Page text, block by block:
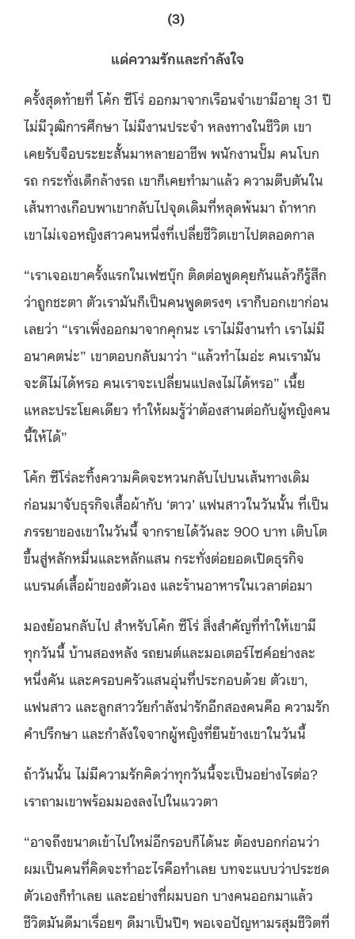
(3)
แด่ความรักและกำลังใจ
ครั้งสุดท้ายที่ โค้ก ซีโร่ ออกมาจากเรือนจำเขามีอายุ 31 ปี
ไม่มีวุฒิการศึกษา ไม่มีงานประจำ หลงทางในชีวิต เขา
เคยรับจ็อบระยะสั้นมาหลายอาชีพ พนักงานปั๊ม คนโบก
รถ กระทั่งเด็กล้างรถ เขาก็เคยทำมาแล้ว ความตีบตันใน
เส้นทางเกือบพาเขากลับไปจุดเดิมที่หลุดพ้นมา ถ้าหาก
เขาไม่เจอหญิงสาวคนหนึ่งที่เปลี่ยชีวิตเขาไปตลอดกาล
“เราเจอเขาครั้งแรกในเฟซบุ๊ก ติดต่อพูดคุยกันแล้วก็รู้สึก
ว่าถูกชะตา ตัวเรามันก็เป็นคนพูดตรงๆ เราก็บอกเขาก่อน
เลยว่า “เราเพิ่งออกมาจากคุกนะ เราไม่มีงานทํา เราไม่มี
อนาคตน่ะ” เขาตอบกลับมาว่า “แล้วทําไมอ่ะ คนเรามัน
จะดีไม่ได้หรอ คนเราจะเปลี่ยนแปลงไม่ได้หรอ” เนี้ย
แหละประโยคเดียว ทําให้ผมรู้ว่าต้องสานต่อกับผู้หญิงคน
นี้ให้ได้”
โค้ก ซีโร่ละทิ้งความคิดจะหวนกลับไปบนเส้นทางเดิม
ก่อนมาจับธุรกิจเสื้อผ้ากับ ‘ตาว’ แฟนสาวในวันนั้น ที่เป็น
ภรรยาของเขาในวันนี้ จากรายได้วันละ 900 บาท เติบโต
ขึ้นสู่หลักหมื่นและหลักแสน กระทั่งต่อยอดเปิดธุรกิจ
แบรนด์เสื้อผ้าของตัวเอง และร้านอาหารในเวลาต่อมา
มองย้อนกลับไป สำหรับโค้ก ซีโร่ สิ่งสำคัญที่ทำให้เขามี
ทุกวันนี้ บ้านสองหลัง รถยนต์และมอเตอร์ไซค์อย่างละ
หนึ่งคัน และครอบครัวแสนอุ่นที่ประกอบด้วย ตัวเขา,
แฟนสาว และลูกสาววัยกำลังน่ารักอีกสองคนคือ ความรัก
คำปรึกษา และกำลังใจจากผู้หญิงที่ยืนข้างเขาในวันนี้
ถ้าวันนั้น ไม่มีความรักคิดว่าทุกวันนี้จะเป็นอย่างไรต่อ?
เราถามเขาพร้อมมองลงไปในแววตา
“อาจถึงขนาดเข้าไปใหม่อีกรอบก็ได้นะ ต้องบอกก่อนว่า
ผมเป็นคนที่คิดจะทำอะไรคือทำเลย บทจะแบบว่าประชด
ตัวเองก็ทำเลย และอย่างที่ผมบอก บางคนออกมาแล้ว
ชีวิตมันดีมาเรื่อยๆ ดีมาเป็นปีๆ พอเจอปัญหามรสุมชีวิตที่